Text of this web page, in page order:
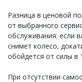
Разница в ценовой
от выбранного
обслуживания: если
снимет колесо,
обойдется от силы в
При отсутствии